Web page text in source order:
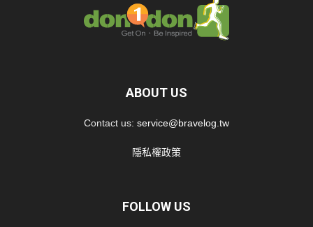
ABOUT US
Contact us: service@bravelog.tw
隱私權政策
FOLLOW US